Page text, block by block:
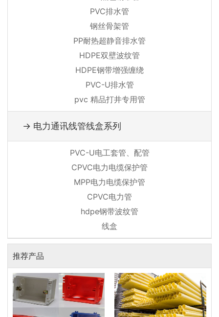
PVC排水管
钢丝骨架管
PP耐热超静音排水管
HDPE双壁波纹管
HDPE钢带增强缠绕
PVC-U排水管
pvc 精品打井专用管
→ 电力通讯线管线盒系列
PVC-U电工套管、配管
CPVC电力电缆保护管
MPP电力电缆保护管
CPVC电力管
hdpe钢带波纹管
线盒
推荐产品